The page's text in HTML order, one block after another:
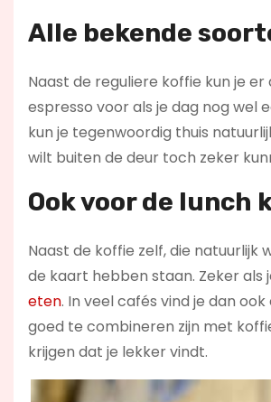
Alle bekende
Naast de reguliere koffie kun je
espresso voor als je dag nog wel
kun je tegenwoordig thuis
wilt buiten de deur toch zeker
Ook voor de lunch
Naast de koffie zelf, die natuurlijk
de kaart hebben staan. Zeker
eten. In veel cafés vind je dan
goed te combineren zijn met
krijgen dat je lekker vindt.